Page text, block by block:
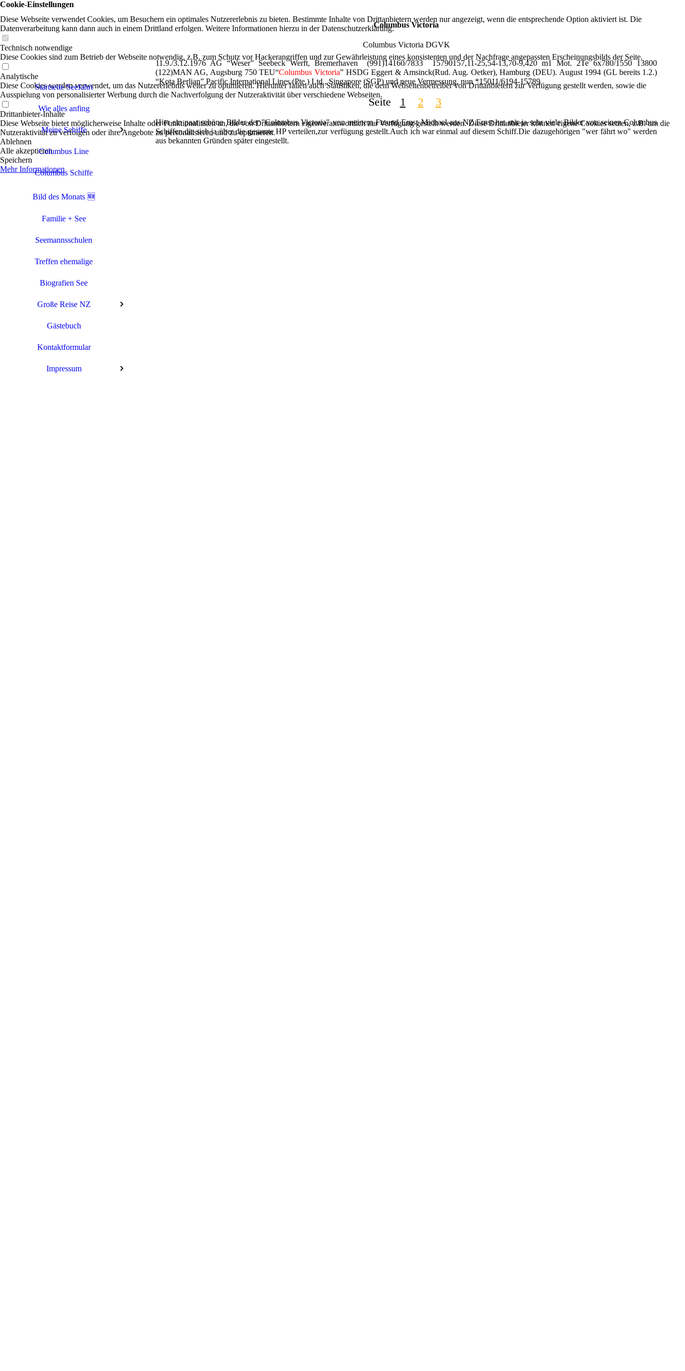
Startseite Seefahrt
Wie alles anfing
Meine Schiffe
Columbus Line
Columbus Schiffe
Bild des Monats 🆕
Familie + See
Seemannsschulen
Treffen ehemalige
Biografien See
Große Reise NZ
Gästebuch
Kontaktformular
Impressum
Columbus Victoria
Columbus Victoria DGVK
11.9./3.12.1976 AG “Weser” Seebeck Werft, Bremerhaven (991)14160/7833 15790157,11-25,54-13,70-9,420 m1 Mot. 2Te 6x780/1550 13800
(122)MAN AG, Augsburg 750 TEU“Columbus Victoria” HSDG Eggert & Amsinck(Rud. Aug. Oetker), Hamburg (DEU). August 1994 (GL bereits 1.2.)
“Kota Berlian” Pacific International Lines (Pte.) Ltd., Singapore (SGP) und neue Vermessung, nun *15011/6194-15789
Seite 1 2 3
Hier ein paar schöne Bilder der "Columbus Victoria" von meinem Freund Ernst Michael aus NZ.Ernst hat mir ja sehr viele Bilder von seinen Columbus
Schiffen,die sich ja über die gesamte HP verteilen,zur verfügung gestellt.Auch ich war einmal auf diesem Schiff.Die dazugehörigen "wer fährt wo" werden
aus bekannten Gründen später eingestellt.
Cookie-Einstellungen
Diese Webseite verwendet Cookies, um Besuchern ein optimales Nutzererlebnis zu bieten. Bestimmte Inhalte von Drittanbietern werden nur angezeigt, wenn die entsprechende Option aktiviert ist. Die
Datenverarbeitung kann dann auch in einem Drittland erfolgen. Weitere Informationen hierzu in der Datenschutzerklärung.
Technisch notwendige
Diese Cookies sind zum Betrieb der Webseite notwendig, z.B. zum Schutz vor Hackerangriffen und zur Gewährleistung eines konsistenten und der Nachfrage angepassten Erscheinungsbilds der Seite.
Analytische
Diese Cookies werden verwendet, um das Nutzererlebnis weiter zu optimieren. Hierunter fallen auch Statistiken, die dem Webseitenbetreiber von Drittanbietern zur Verfügung gestellt werden, sowie die
Ausspielung von personalisierter Werbung durch die Nachverfolgung der Nutzeraktivität über verschiedene Webseiten.
Drittanbieter-Inhalte
Diese Webseite bietet möglicherweise Inhalte oder Funktionalitäten an, die von Drittanbietern eigenverantwortlich zur Verfügung gestellt werden. Diese Drittanbieter können eigene Cookies setzen, z.B. um die
Nutzeraktivität zu verfolgen oder ihre Angebote zu personalisieren und zu optimieren.
Ablehnen
Alle akzeptieren
Speichern
Mehr Informationen